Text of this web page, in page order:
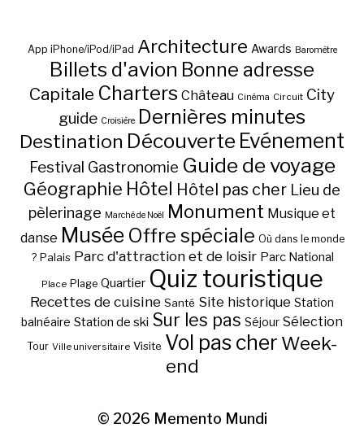
App iPhone/iPod/iPad Architecture Awards Baromètre
Billets d'avion Bonne adresse
Capitale Charters Château Cinéma Circuit City
guide Croisière Dernières minutes
Destination Découverte Evénement
Festival Gastronomie Guide de voyage
Géographie Hôtel Hôtel pas cher Lieu de
pèlerinage Marché de Noël Monument Musique et
danse Musée Offre spéciale Où dans le monde
? Palais Parc d'attraction et de loisir Parc National
Place Plage Quartier Quiz touristique
Recettes de cuisine Santé Site historique Station
balnéaire Station de ski Sur les pas Séjour Sélection
Tour Ville universitaire Visite Vol pas cher Week-
end
© 2026 Memento Mundi